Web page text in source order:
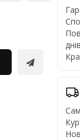
днів